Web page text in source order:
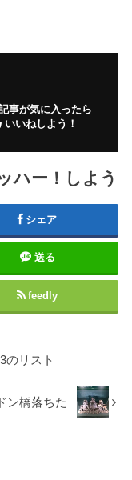
事が気に入ったら
いいねしよう！
ハー！しよう
シェア
送る
feedly
リスト
ン橋落ちた